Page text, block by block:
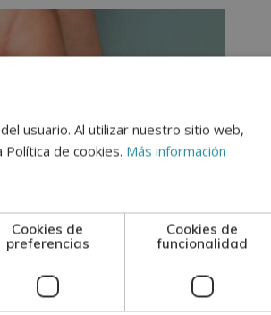
usuario. Al utilizar nuestro sitio web,
de cookies. Más información
Cookies de
preferencias
Cookies de
funcionalidad